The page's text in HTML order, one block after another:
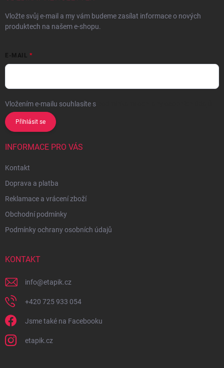
Vložte svůj e-mail a my vám budeme zasílat informace o nových
produktech na našem e-shopu.
E-MAIL
Vložením e-mailu souhlasíte s
Přihlásit se
INFORMACE PRO VÁS
Kontakt
Doprava a platba
Reklamace a vrácení zboží
Obchodní podmínky
Podmínky ochrany osobních údajů
KONTAKT
info@etapik.cz
+420 725 933 054
Jsme také na Facebooku
etapik.cz